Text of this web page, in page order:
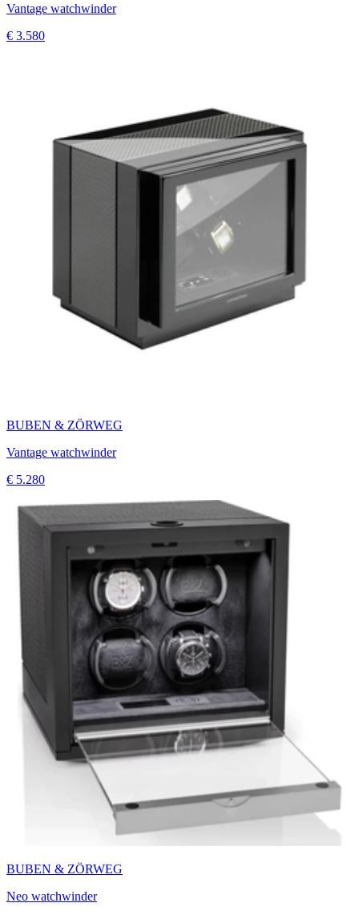
Vantage watchwinder
€ 3.580
BUBEN & ZÖRWEG
Vantage watchwinder
€ 5.280
BUBEN & ZÖRWEG
Neo watchwinder